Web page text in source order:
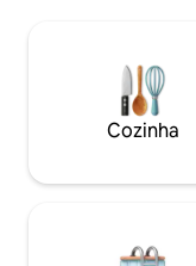
adicional e um
lento localizado no
abril a novembro).
também pode
segundo andar do
Cozinha